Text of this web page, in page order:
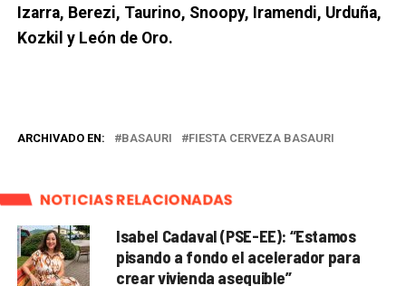
Izarra, Berezi, Taurino, Snoopy, Iramendi, Urduña,
Kozkil y León de Oro.
ARCHIVADO EN: BASAURI FIESTA CERVEZA BASAURI
NOTICIAS RELACIONADAS
Isabel Cadaval (PSE-EE): “Estamos
pisando a fondo el acelerador para
crear vivienda asequible”